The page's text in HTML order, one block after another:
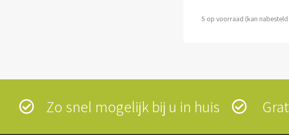
5 op voorraad (kan
Zo snel mogelijk bij u in huis